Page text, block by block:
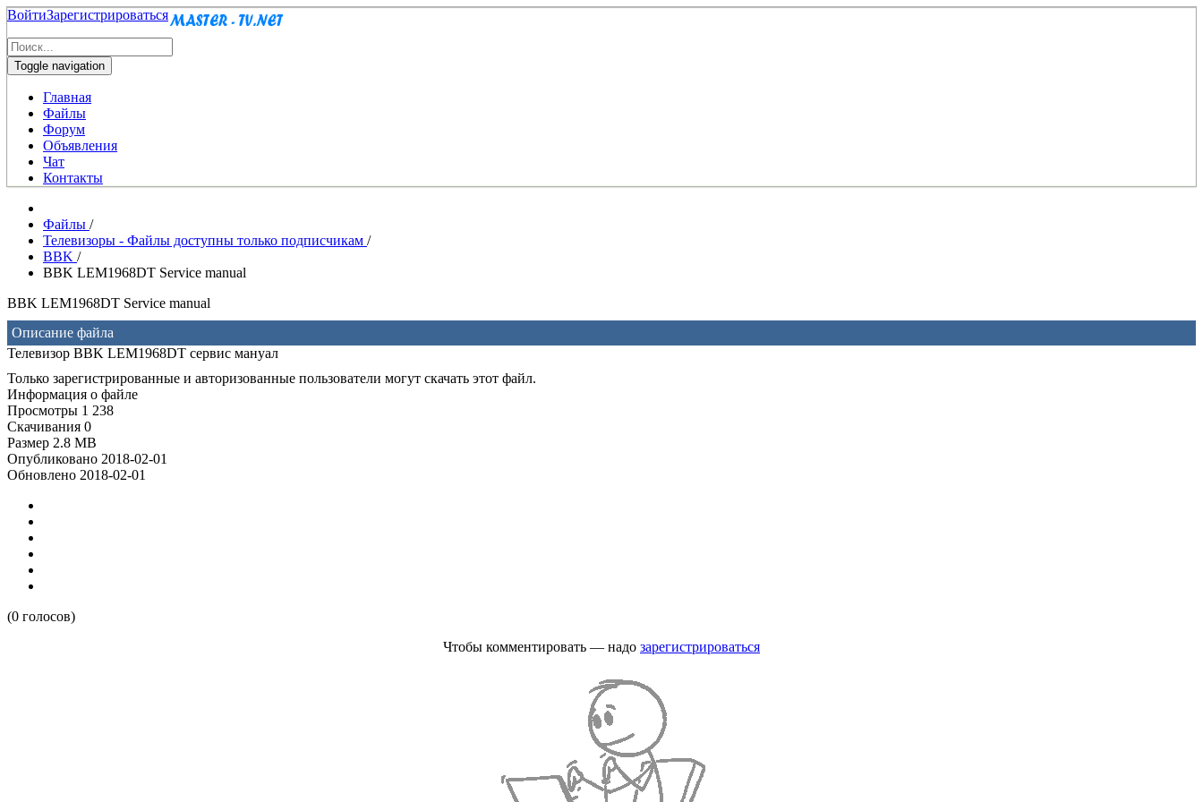
ВойтиЗарегистрироваться
Toggle navigation
Главная
Файлы
Форум
Объявления
Чат
Контакты
Файлы /
Телевизоры - Файлы доступны только подписчикам /
BBK /
BBK LEM1968DT Service manual
BBK LEM1968DT Service manual
Описание файла
Телевизор BBK LEM1968DT сервис мануал
Только зарегистрированные и авторизованные пользователи могут скачать этот файл.
Информация о файле
Просмотры 1 238
Скачивания 0
Размер 2.8 MB
Опубликовано 2018-02-01
Обновлено 2018-02-01
(0 голосов)
Чтобы комментировать — надо зарегистрироваться